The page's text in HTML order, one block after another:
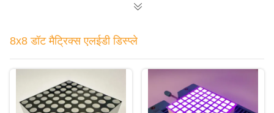
8x8 डॉट मैट्रिक्स एलईडी डिस्प्ले